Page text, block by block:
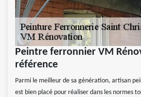
Peintre ferronnier VM
référence
Parmi le meilleur de sa génération, artisan
est bien placé pour réaliser dans les normes